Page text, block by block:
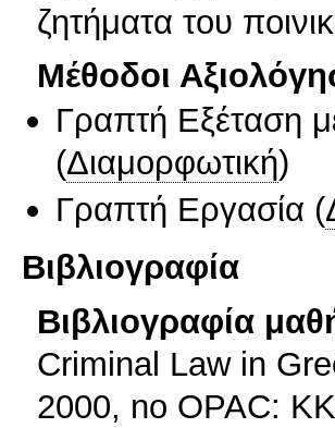
ζητήματα του
Μέθοδοι
Γραπτή Εξέταση
(Διαμορφωτική)
Γραπτή Εργασία (
Βιβλιογραφία
Βιβλιογραφία
Criminal Law in
2000, no OPAC: